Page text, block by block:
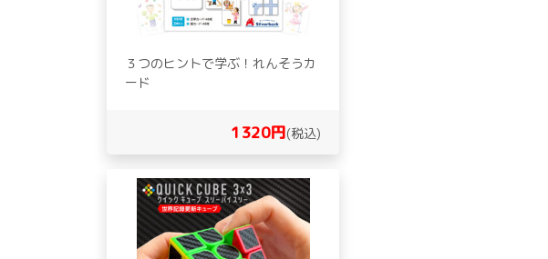
３つのヒントで学ぶ！れんそうカ
ード
1320円(税込)